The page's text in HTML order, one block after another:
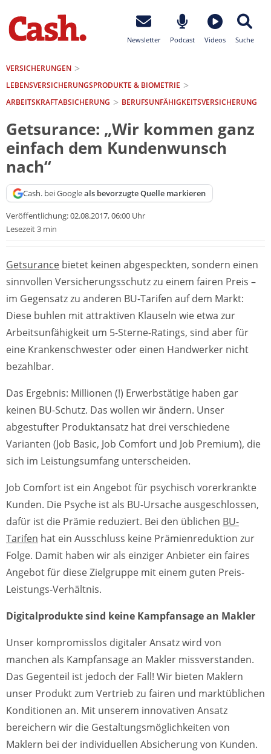
Newsletter Podcast Videos Suche
VERSICHERUNGEN
LEBENSVERSICHERUNGS­PRODUKTE & BIOMETRIE
ARBEITSKRAFTABSICHERUNG
BERUFSUNFÄHIGKEITSVERSICHERUNG
Getsurance: „Wir kommen ganz
einfach dem Kundenwunsch
nach“
Cash. bei Googleals bevorzugte Quelle markieren
Veröffentlichung:02.08.2017, 06:00 Uhr
Lesezeit 3 min
Getsurance bietet keinen abgespeckten, sondern einen
sinnvollen Versicherungsschutz zu einem fairen Preis –
im Gegensatz zu anderen BU-Tarifen auf dem Markt:
Diese buhlen mit attraktiven Klauseln wie etwa zur
Arbeitsunfähigkeit um 5-Sterne-Ratings, sind aber für
eine Krankenschwester oder einen Handwerker nicht
bezahlbar.
Das Ergebnis: Millionen (!) Erwerbstätige haben gar
keinen BU-Schutz. Das wollen wir ändern. Unser
abgestufter Produktansatz hat drei verschiedene
Varianten (Job Basic, Job Comfort und Job Premium), die
sich im Leistungsumfang unterscheiden.
Job Comfort ist ein Angebot für psychisch vorerkrankte
Kunden. Die Psyche ist als BU-Ursache ausgeschlossen,
dafür ist die Prämie reduziert. Bei den üblichen BU-
Tarifen hat ein Ausschluss keine Prämienreduktion zur
Folge. Damit haben wir als einziger Anbieter ein faires
Angebot für diese Zielgruppe mit einem guten Preis-
Leistungs-Verhältnis.
Digitalprodukte sind keine Kampfansage an Makler
Unser kompromisslos digitaler Ansatz wird von
manchen als Kampfansage an Makler missverstanden.
Das Gegenteil ist jedoch der Fall! Wir bieten Maklern
unser Produkt zum Vertrieb zu fairen und marktüblichen
Konditionen an. Mit unserem innovativen Ansatz
bereichern wir die Gestaltungsmöglichkeiten von
Maklern bei der individuellen Absicherung von Kunden.